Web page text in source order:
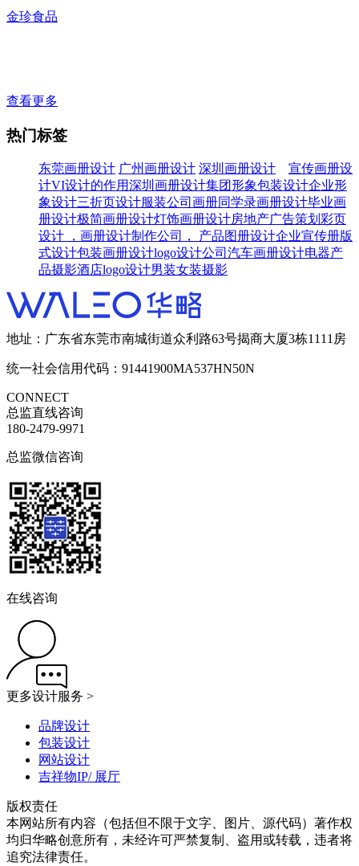
金珍食品
查看更多
热门标签
东莞画册设计 广州画册设计 深圳画册设计
宣传画册设
计VI设计的作用深圳画册设计集团形象包装设计企业形
象设计三折页设计服装公司画册同学录画册设计毕业画
册设计极简画册设计灯饰画册设计房地产广告策划 彩页
设计 ，画册设计制作公司， 产品图册设计企业宣传册版
式设计包装画册设计logo设计公司 汽车画册设计电器产
品摄影酒店logo设计男装女装摄影
地址：广东省东莞市南城街道众利路63号揭商大厦3栋1111房
统一社会信用代码：91441900MA537HN50N
CONNECT
总监直线咨询
180-2479-9971
总监微信咨询
在线咨询
更多设计服务 >
品牌设计
包装设计
网站设计
吉祥物IP/ 展厅
版权责任
本网站所有内容（包括但不限于文字、图片、源代码）著作权
均归华略创意所有，未经许可严禁复制、盗用或转载，违者将
追究法律责任。